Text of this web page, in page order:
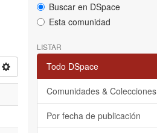
Buscar en DSpace
Esta comunidad
LISTAR
Todo DSpace
Comunidades & Colecciones
Por fecha de publicación